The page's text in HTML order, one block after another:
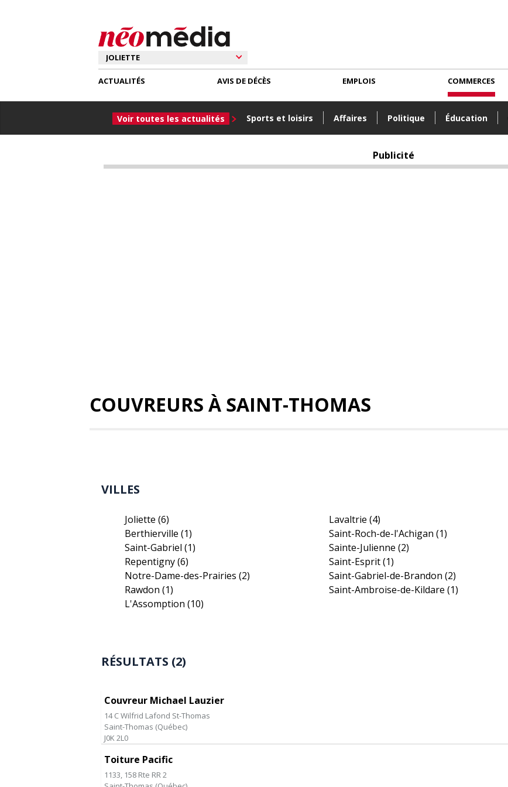
ACTUALITÉS
Voir toutes les actualités Sports et loisirs Affaires Politique Éducation
AVIS DE DÉCÈS EMPLOIS COMMERCES
Publicité
COUVREURS À SAINT-THOMAS
VILLES
Joliette (6)
Berthierville (1)
Saint-Gabriel (1)
Repentigny(6)
Notre-Dame-des-Prairies (2)
Rawdon (1)
L'Assomption (10)
Lavaltrie(4)
Saint-Roch-de-l'Achigan(1)
Sainte-Julienne(2)
Saint-Esprit(1)
Saint-Gabriel-de-Brandon(2)
Saint-Ambroise-de-Kildare(1)
RÉSULTATS (2)
Couvreur Michael Lauzier
14 C Wilfrid Lafond St-Thomas
Saint-Thomas (Québec)
J0K 2L0
Toiture Pacific
1133, 158 Rte RR 2